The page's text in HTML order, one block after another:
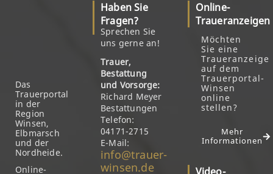
Das
Trauerportal
in der
Region
Winsen,
Elbmarsch
und der
Nordheide.
Online-
Haben Sie
Fragen?
Sprechen Sie
uns gerne an!
Trauer,
Bestattung
und Vorsorge:
Richard Meyer
Bestattungen
Telefon:
04171-2715
E-Mail:
info@trauer-
winsen.de
Online-
Traueranzeigen
Möchten
Sie eine
Traueranzeige
auf dem
Trauerportal-
Winsen
online
stellen?
Mehr
Informationen